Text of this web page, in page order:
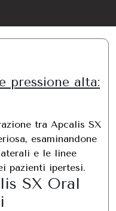
pressione alta:
tra Apcalis SX
esaminandone
e le linee
pazienti ipertesi.
SX Oral